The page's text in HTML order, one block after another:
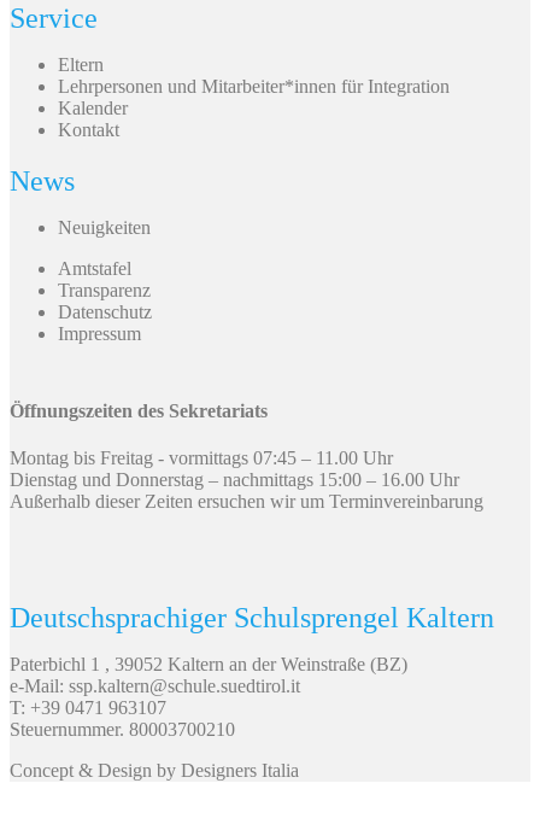
Service
Eltern
Lehrpersonen und Mitarbeiter*innen für Integration
Kalender
Kontakt
News
Neuigkeiten
Amtstafel
Transparenz
Datenschutz
Impressum
Öffnungszeiten des Sekretariats
Montag bis Freitag - vormittags 07:45 – 11.00 Uhr
Dienstag und Donnerstag – nachmittags 15:00 – 16.00 Uhr
Außerhalb dieser Zeiten ersuchen wir um Terminvereinbarung
Deutschsprachiger Schulsprengel Kaltern
Paterbichl 1 , 39052 Kaltern an der Weinstraße (BZ)
e-Mail: ssp.kaltern@schule.suedtirol.it
T: +39 0471 963107
Steuernummer. 80003700210
Concept & Design by Designers Italia